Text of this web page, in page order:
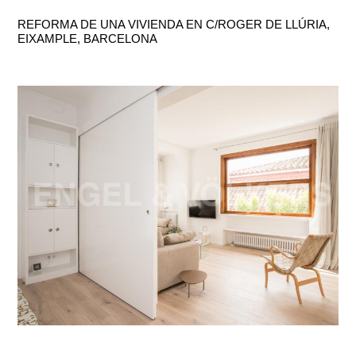
REFORMA DE UNA VIVIENDA EN C/ROGER DE LLÚRIA,
EIXAMPLE, BARCELONA